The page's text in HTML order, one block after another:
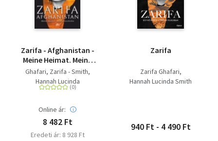
Zarifa - Afghanistan -
Meine Heimat. Meine
Geschichte | Jetzt als
NETFLIX
Dokumentation IN
Ghafari, Zarifa - Smith,
Hannah Lucinda
Online ár:
8 482 Ft
Eredeti ár: 8 928 Ft
Zarifa
Zarifa Ghafari
Hannah Lucinda Smith
940 Ft - 4 490 Ft